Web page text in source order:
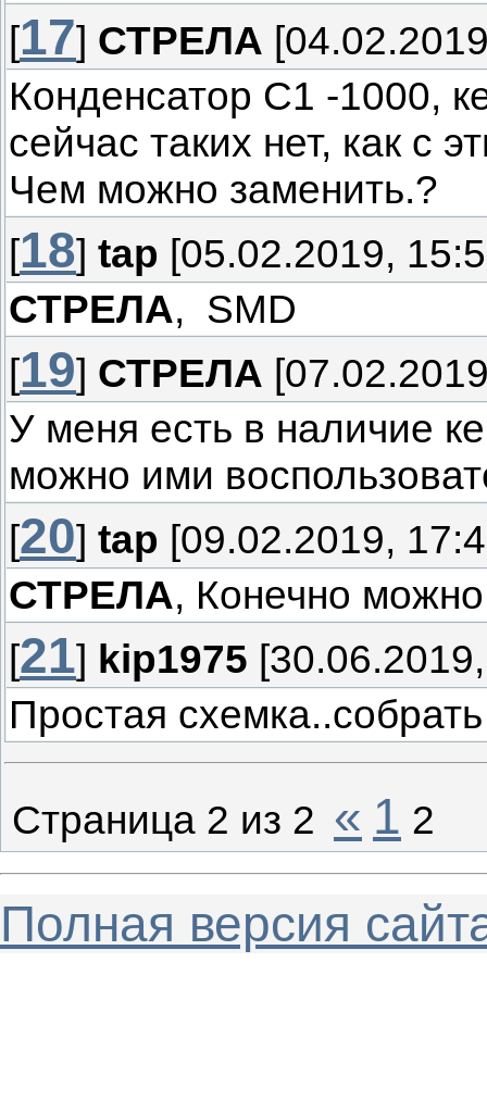
[17] СТРЕЛА
Конденсатор С1 -1000,
сейчас таких нет, как с
Чем можно заменить.?
[18] tap [05.02.2019,
СТРЕЛА, SMD
[19] СТРЕЛА
У меня есть в наличие
можно ими
[20] tap [09.02.2019,
СТРЕЛА, Конечно
[21] kip1975
Простая
Страница 2 из 2 « 1 2
Полная версия